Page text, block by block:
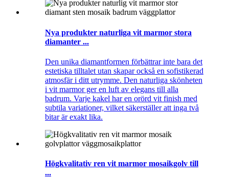
Nya produkter naturliga vit marmor stora
diamanter ...
Den unika diamantformen förbättrar inte bara det
estetiska tilltalet utan skapar också en sofistikerad
atmosfär i ditt utrymme. Den naturliga skönheten
i vit marmor ger en luft av elegans till alla
badrum. Varje kakel har en orörd vit finish med
subtila variationer, vilket säkerställer att inga två
bitar är exakt lika.
Högkvalitativ ren vit marmor mosaikgolv till
...